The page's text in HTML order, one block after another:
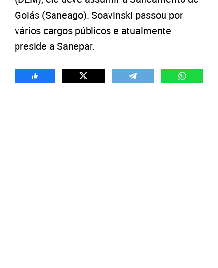
Goiás (Saneago). Soavinski passou por
vários cargos públicos e atualmente
preside a Sanepar.